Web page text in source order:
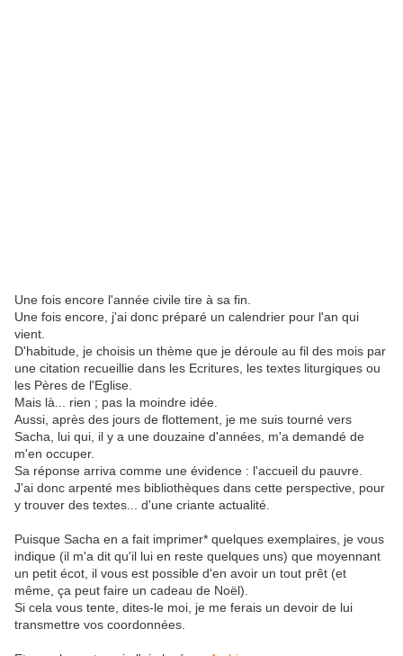
Une fois encore l'année civile tire à sa fin.
Une fois encore, j'ai donc préparé un calendrier pour l'an qui
vient.
D'habitude, je choisis un thème que je déroule au fil des mois par
une citation recueillie dans les Ecritures, les textes liturgiques ou
les Pères de l'Eglise.
Mais là... rien ; pas la moindre idée.
Aussi, après des jours de flottement, je me suis tourné vers
Sacha, lui qui, il y a une douzaine d'années, m'a demandé de
m'en occuper.
Sa réponse arriva comme une évidence : l'accueil du pauvre.
J'ai donc arpenté mes bibliothèques dans cette perspective, pour
y trouver des textes... d'une criante actualité.
Puisque Sacha en a fait imprimer* quelques exemplaires, je vous
indique (il m'a dit qu'il lui en reste quelques uns) que moyennant
un petit écot, il vous est possible d'en avoir un tout prêt (et
même, ça peut faire un cadeau de Noël).
Si cela vous tente, dites-le moi, je me ferais un devoir de lui
transmettre vos coordonnées.